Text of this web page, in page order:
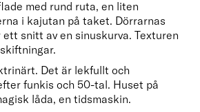
med rund ruta, en liten
i kajutan på taket. Dörrarnas
snitt av en sinuskurva. Texturen
Det är lekfullt och
funkis och 50-tal. Huset på
låda, en tidsmaskin.